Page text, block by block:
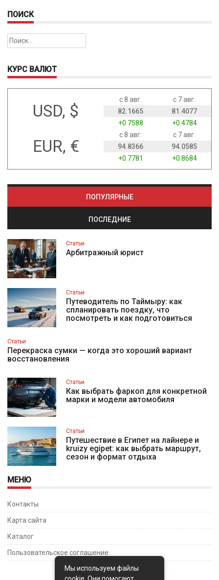
ПОИСК
Найти:
КУРС ВАЛЮТ
USD, $
с 8 авг.
с 7 авг.
82.1665
81.4077
+0.7588
+0.4784
EUR, €
с 8 авг.
с 7 авг.
94.8366
94.0585
+0.7781
+0.8684
ПОПУЛЯРНЫЕ
ПОСЛЕДНИЕ
Статьи
Арбитражный юрист
Статьи
Путеводитель по Таймыру: как
спланировать поездку, что
посмотреть и как подготовиться
Статьи
Перекраска сумки — когда это хороший вариант
восстановления
Статьи
Как выбрать фаркоп для конкретной
марки и модели автомобиля
Статьи
Путешествие в Египет на лайнере и
kruizy egipet: как выбрать маршрут,
сезон и формат отдыха
МЕНЮ
Контакты
Карта сайта
Каталог
Пользовательское соглашение
Мы используем файлы